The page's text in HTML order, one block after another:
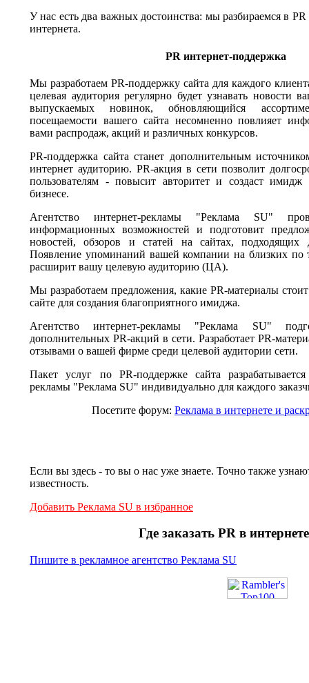
У нас есть два важных достоинства: мы разбираемся в
интернета.
PR интернет-поддержка
Мы разработаем PR-поддержку сайта для каждого
целевая аудитория регулярно будет узнавать новости
выпускаемых новинок, обновляющийся
посещаемости вашего сайта несомненно повлияет
вами распродаж, акций и различных конкурсов.
PR-поддержка сайта станет дополнительным
интернет аудиторию. PR-акция в сети позволит
пользователям - повысит авторитет и создаст имидж
бизнесе.
Агентство интернет-рекламы "Реклама SU"
информационных возможностей и подготовит
новостей, обзоров и статей на сайтах,
Появление упоминаний вашей компании на близких по
расширит вашу целевую аудиторию (ЦА).
Мы разработаем предложения, какие PR-материалы
сайте для создания благоприятного имиджа.
Агентство интернет-рекламы "Реклама SU"
дополнительных PR-акций в сети. Разработает PR-
отзывами о вашей фирме среди целевой аудитории сети.
Пакет услуг по PR-поддержке сайта
рекламы "Реклама SU" индивидуально для каждого
Посетите форум: Реклама в интернете и
Если вы здесь - то вы о нас уже знаете. Точно также
известность.
Добавить Реклама SU в избранное
Где заказать PR в
Пишите в рекламное агентство Реклама SU